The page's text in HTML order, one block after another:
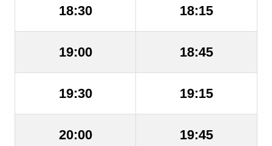
18:30 18:15
19:00 18:45
19:30 19:15
20:00 19:45